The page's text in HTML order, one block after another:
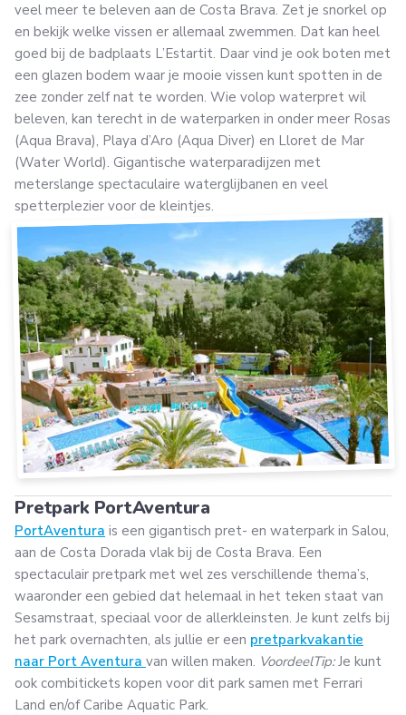
veel meer te beleven aan de Costa Brava. Zet je snorkel op
en bekijk welke vissen er allemaal zwemmen. Dat kan heel
goed bij de badplaats L’Estartit. Daar vind je ook boten met
een glazen bodem waar je mooie vissen kunt spotten in de
zee zonder zelf nat te worden. Wie volop waterpret wil
beleven, kan terecht in de waterparken in onder meer Rosas
(Aqua Brava), Playa d’Aro (Aqua Diver) en Lloret de Mar
(Water World). Gigantische waterparadijzen met
meterslange spectaculaire waterglijbanen en veel
spetterplezier voor de kleintjes.
Pretpark PortAventura
PortAventura is een gigantisch pret- en waterpark in Salou,
aan de Costa Dorada vlak bij de Costa Brava. Een
spectaculair pretpark met wel zes verschillende thema’s,
waaronder een gebied dat helemaal in het teken staat van
Sesamstraat, speciaal voor de allerkleinsten. Je kunt zelfs bij
het park overnachten, als jullie er een pretparkvakantie
naar Port Aventura van willen maken. VoordeelTip:Je kunt
ook combitickets kopen voor dit park samen met Ferrari
Land en/of Caribe Aquatic Park.